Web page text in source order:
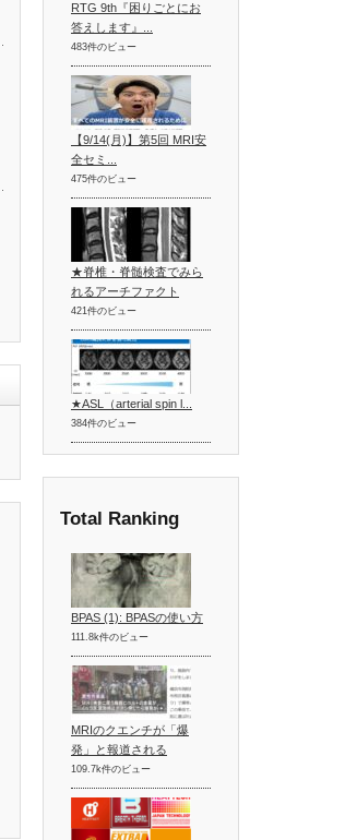
RTG 9th『困りごとにお
答えします』...
483件のビュー
【9/14(月)】第5回 MRI安
全セミ...
475件のビュー
★脊椎・脊髄検査でみら
れるアーチファクト
421件のビュー
★ASL（arterial spin l...
384件のビュー
Total Ranking
BPAS (1): BPASの使い方
111.8k件のビュー
MRIのクエンチが「爆
発」と報道される
109.7k件のビュー